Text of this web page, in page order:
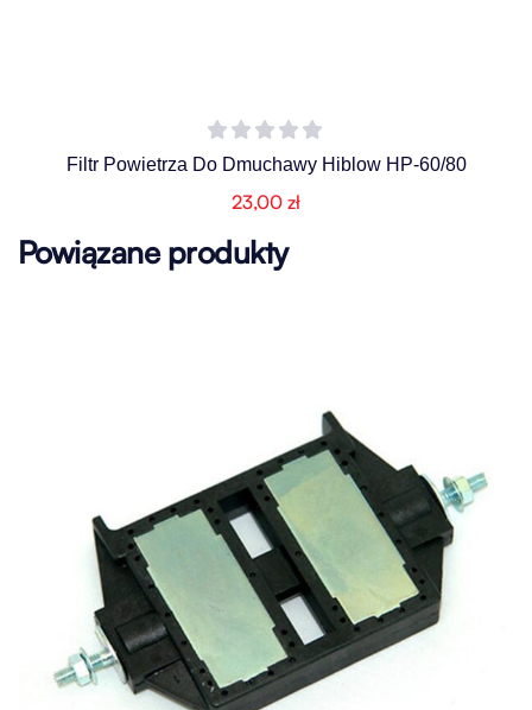
Filtr Powietrza Do Dmuchawy Hiblow HP-60/80
23,00 zł
Powiązane produkty